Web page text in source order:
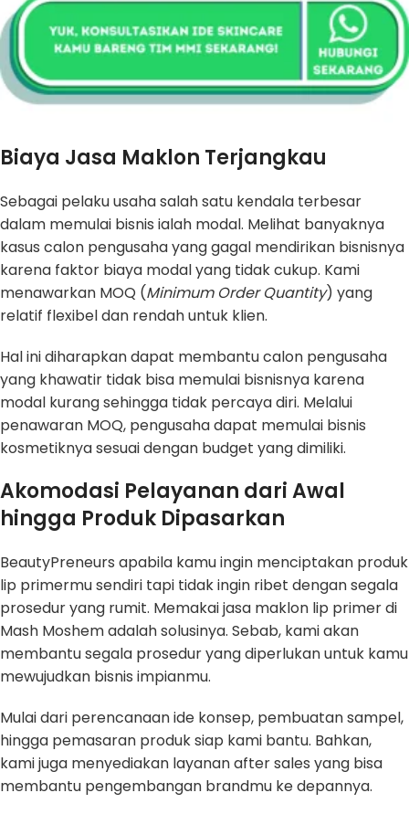
Biaya Jasa Maklon Terjangkau
Sebagai pelaku usaha salah satu kendala terbesar
dalam memulai bisnis ialah modal. Melihat banyaknya
kasus calon pengusaha yang gagal mendirikan bisnisnya
karena faktor biaya modal yang tidak cukup. Kami
menawarkan MOQ (Minimum Order Quantity) yang
relatif flexibel dan rendah untuk klien.
Hal ini diharapkan dapat membantu calon pengusaha
yang khawatir tidak bisa memulai bisnisnya karena
modal kurang sehingga tidak percaya diri. Melalui
penawaran MOQ, pengusaha dapat memulai bisnis
kosmetiknya sesuai dengan budget yang dimiliki.
Akomodasi Pelayanan dari Awal
hingga Produk Dipasarkan
BeautyPreneurs apabila kamu ingin menciptakan produk
lip primermu sendiri tapi tidak ingin ribet dengan segala
prosedur yang rumit. Memakai jasa maklon lip primer di
Mash Moshem adalah solusinya. Sebab, kami akan
membantu segala prosedur yang diperlukan untuk kamu
mewujudkan bisnis impianmu.
Mulai dari perencanaan ide konsep, pembuatan sampel,
hingga pemasaran produk siap kami bantu. Bahkan,
kami juga menyediakan layanan after sales yang bisa
membantu pengembangan brandmu ke depannya.